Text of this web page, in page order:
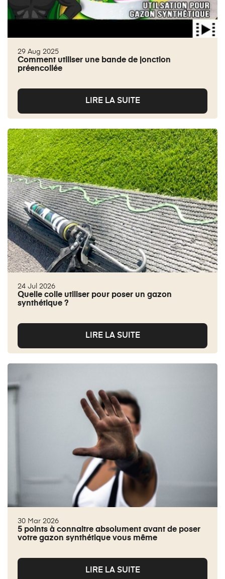
29 Aug 2025
Comment utiliser une bande de jonction
préencollée
LIRE LA SUITE
24 Jul 2026
Quelle colle utiliser pour poser un gazon
synthétique ?
LIRE LA SUITE
30 Mar 2026
5 points à connaitre absolument avant de poser
votre gazon synthétique vous même
LIRE LA SUITE